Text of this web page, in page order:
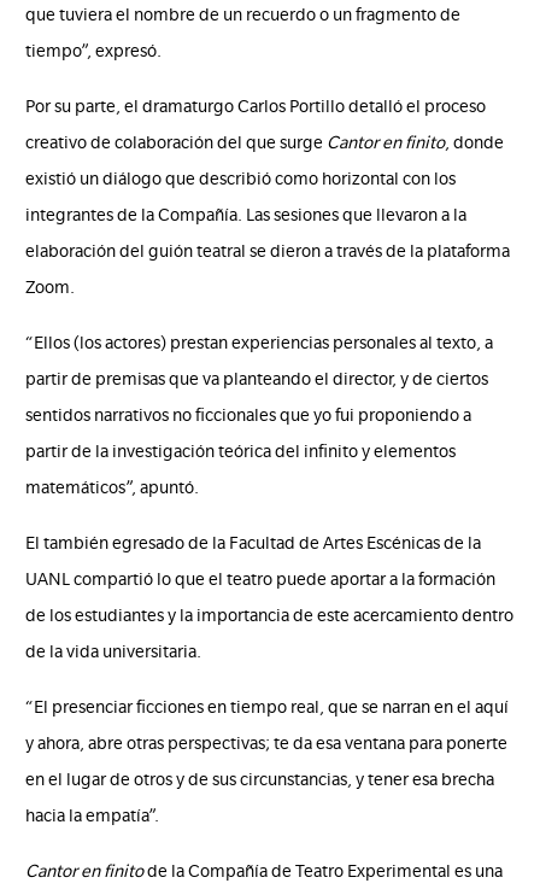
que tuviera el nombre de un recuerdo o un fragmento de
tiempo”, expresó.
Por su parte, el dramaturgo Carlos Portillo detalló el proceso
creativo de colaboración del que surge Cantor en finito, donde
existió un diálogo que describió como horizontal con los
integrantes de la Compañía. Las sesiones que llevaron a la
elaboración del guión teatral se dieron a través de la plataforma
Zoom.
“Ellos (los actores) prestan experiencias personales al texto, a
partir de premisas que va planteando el director, y de ciertos
sentidos narrativos no ficcionales que yo fui proponiendo a
partir de la investigación teórica del infinito y elementos
matemáticos”, apuntó.
El también egresado de la Facultad de Artes Escénicas de la
UANL compartió lo que el teatro puede aportar a la formación
de los estudiantes y la importancia de este acercamiento dentro
de la vida universitaria.
“El presenciar ficciones en tiempo real, que se narran en el aquí
y ahora, abre otras perspectivas; te da esa ventana para ponerte
en el lugar de otros y de sus circunstancias, y tener esa brecha
hacia la empatía”.
Cantor en finitode la Compañía de Teatro Experimental es una